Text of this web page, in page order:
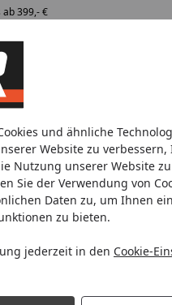
und ähnliche
Website zu
Nutzung unserer Website
Sie der Verwendung von
Daten zu, um Ihnen
zu bieten.
jederzeit in den Cookie-
399,- €
Lenkerspiegel